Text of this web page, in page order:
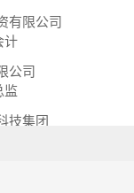
有限公司
计
公司
监
技集团